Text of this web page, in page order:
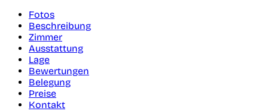
Fotos
Beschreibung
Zimmer
Ausstattung
Lage
Bewertungen
Belegung
Preise
Kontakt